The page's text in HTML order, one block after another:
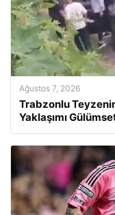
Ağustos 7, 2026
Trabzonlu
Yaklaşımı